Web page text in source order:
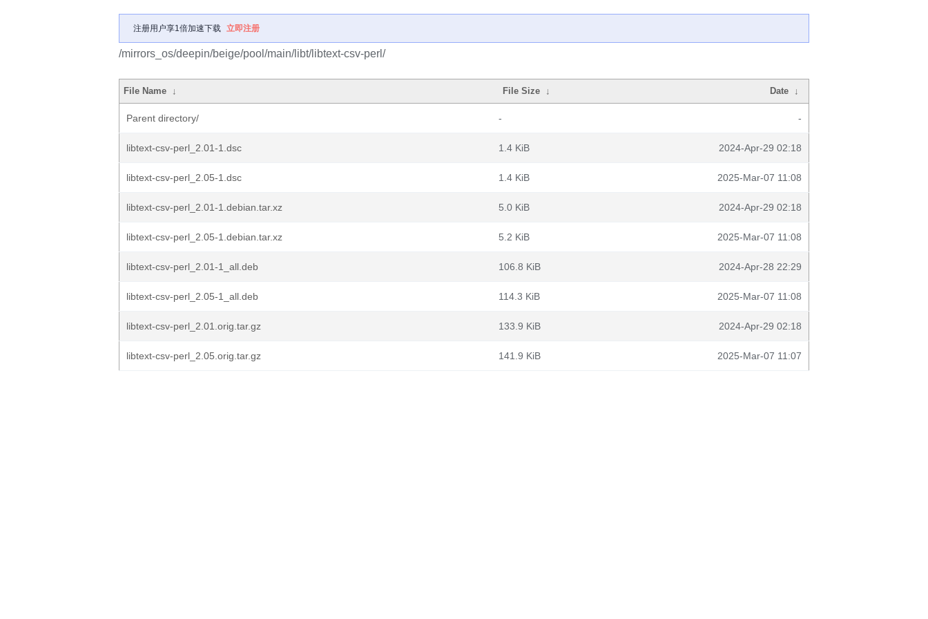
注册用户享1倍加速下载 立即注册
/mirrors_os/deepin/beige/pool/main/libt/libtext-csv-perl/
File Name ↓ File Size ↓ Date ↓
Parent directory/ - -
libtext-csv-perl_2.01-1.dsc 1.4 KiB 2024-Apr-29 02:18
libtext-csv-perl_2.05-1.dsc 1.4 KiB 2025-Mar-07 11:08
libtext-csv-perl_2.01-1.debian.tar.xz 5.0 KiB 2024-Apr-29 02:18
libtext-csv-perl_2.05-1.debian.tar.xz 5.2 KiB 2025-Mar-07 11:08
libtext-csv-perl_2.01-1_all.deb 106.8 KiB 2024-Apr-28 22:29
libtext-csv-perl_2.05-1_all.deb 114.3 KiB 2025-Mar-07 11:08
libtext-csv-perl_2.01.orig.tar.gz 133.9 KiB 2024-Apr-29 02:18
libtext-csv-perl_2.05.orig.tar.gz 141.9 KiB 2025-Mar-07 11:07